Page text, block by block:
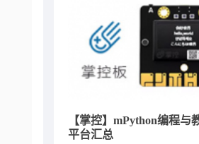
【掌控】mPython编程与
平台汇总